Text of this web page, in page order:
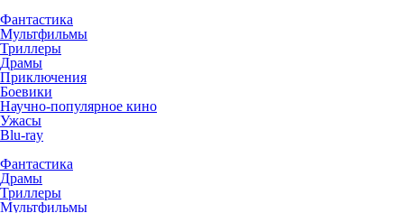
Фантастика
Мультфильмы
Триллеры
Драмы
Приключения
Боевики
Научно-популярное кино
Ужасы
Blu-ray
Фантастика
Драмы
Триллеры
Мультфильмы